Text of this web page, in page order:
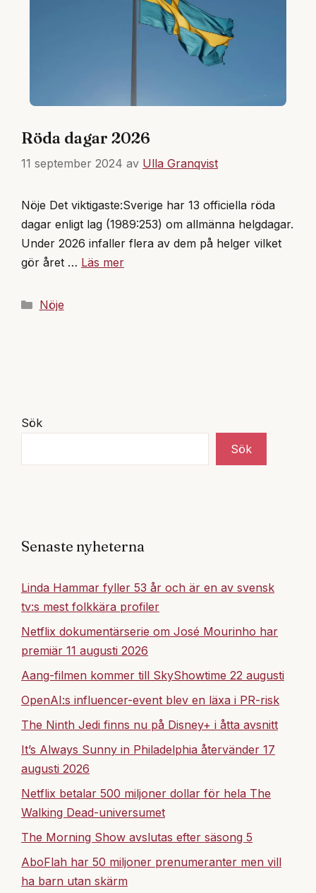
Röda dagar 2026
11 september 2024 av Ulla Granqvist
Nöje Det viktigaste:Sverige har 13 officiella röda
dagar enligt lag (1989:253) om allmänna helgdagar.
Under 2026 infaller flera av dem på helger vilket
gör året … Läs mer
Kategorier
Nöje
Sök
Sök
Senaste nyheterna
Linda Hammar fyller 53 år och är en av svensk
tv:s mest folkkära profiler
Netflix dokumentärserie om José Mourinho har
premiär 11 augusti 2026
Aang-filmen kommer till SkyShowtime 22 augusti
OpenAI:s influencer-event blev en läxa i PR-risk
The Ninth Jedi finns nu på Disney+ i åtta avsnitt
It’s Always Sunny in Philadelphia återvänder 17
augusti 2026
Netflix betalar 500 miljoner dollar för hela The
Walking Dead-universumet
The Morning Show avslutas efter säsong 5
AboFlah har 50 miljoner prenumeranter men vill
ha barn utan skärm